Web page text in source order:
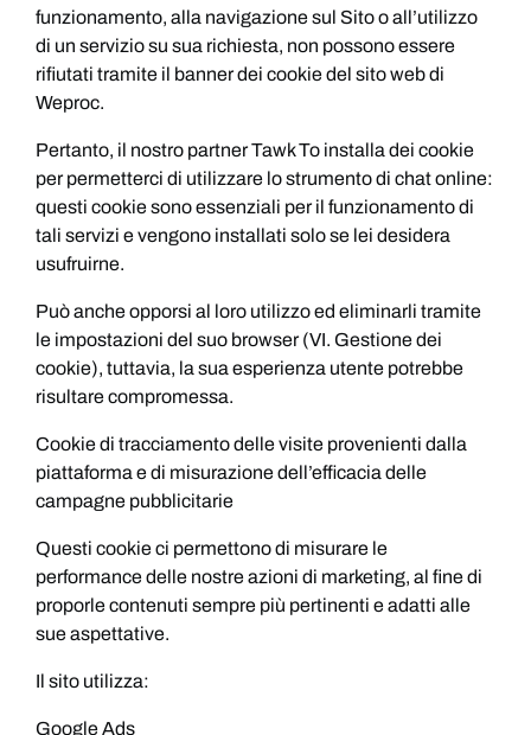
funzionamento, alla navigazione sul Sito o all’utilizzo
di un servizio su sua richiesta, non possono essere
rifiutati tramite il banner dei cookie del sito web di
Weproc.
Pertanto, il nostro partner Tawk To installa dei cookie
per permetterci di utilizzare lo strumento di chat online:
questi cookie sono essenziali per il funzionamento di
tali servizi e vengono installati solo se lei desidera
usufruirne.
Può anche opporsi al loro utilizzo ed eliminarli tramite
le impostazioni del suo browser (VI. Gestione dei
cookie), tuttavia, la sua esperienza utente potrebbe
risultare compromessa.
‍Cookie di tracciamento delle visite provenienti dalla
piattaforma e di misurazione dell’efficacia delle
campagne pubblicitarie
Questi cookie ci permettono di misurare le
performance delle nostre azioni di marketing, al fine di
proporle contenuti sempre più pertinenti e adatti alle
sue aspettative.
Il sito utilizza:
Google Ads